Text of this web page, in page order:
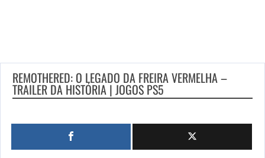
REMOTHERED: O LEGADO DA FREIRA VERMELHA –
TRAILER DA HISTÓRIA | JOGOS PS5